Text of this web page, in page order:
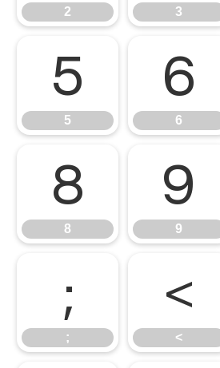
2 3
5
5
6
6
8
8
9
9
;
;
<
<